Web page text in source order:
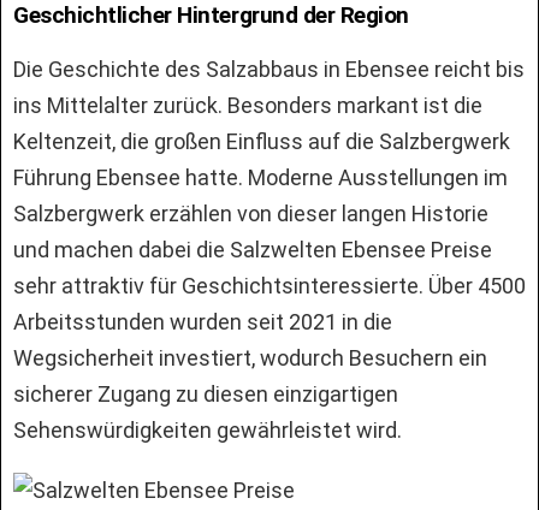
Geschichtlicher Hintergrund der Region
Die Geschichte des Salzabbaus in Ebensee reicht bis
ins Mittelalter zurück. Besonders markant ist die
Keltenzeit, die großen Einfluss auf die Salzbergwerk
Führung Ebensee hatte. Moderne Ausstellungen im
Salzbergwerk erzählen von dieser langen Historie
und machen dabei die Salzwelten Ebensee Preise
sehr attraktiv für Geschichtsinteressierte. Über 4500
Arbeitsstunden wurden seit 2021 in die
Wegsicherheit investiert, wodurch Besuchern ein
sicherer Zugang zu diesen einzigartigen
Sehenswürdigkeiten gewährleistet wird.